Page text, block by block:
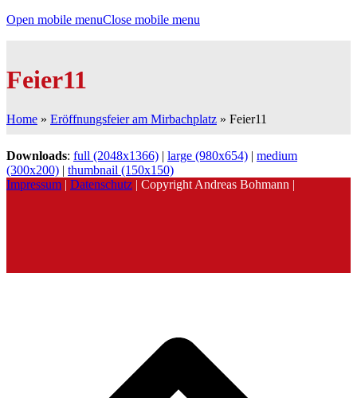
Open mobile menuClose mobile menu
Feier11
Home » Eröffnungsfeier am Mirbachplatz » Feier11
Downloads: full (2048x1366) | large (980x654) | medium
(300x200) | thumbnail (150x150)
Impressum | Datenschutz | Copyright Andreas Bohmann |